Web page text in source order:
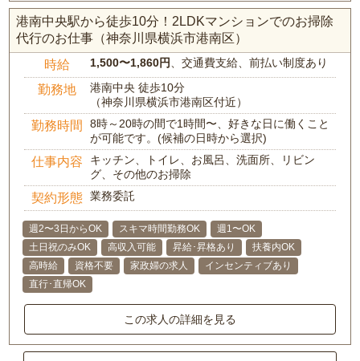
港南中央駅から徒歩10分！2LDKマンションでのお掃除
代行のお仕事（神奈川県横浜市港南区）
時給 1,500〜1,860円 、交通費支給、前払い制度あり
勤務地
港南中央 徒歩10分
（神奈川県横浜市港南区付近）
勤務時間
8時～20時の間で1時間〜、好きな日に働くこと
が可能です。(候補の日時から選択)
仕事内容
キッチン、トイレ、お風呂、洗面所、リビン
グ、その他のお掃除
契約形態 業務委託
週2〜3日からOK スキマ時間勤務OK
週1〜OK
土日祝のみOK
高収入可能 昇給･昇格あり
扶養内OK
高時給
資格不要 家政婦の求人
インセンティブあり
直行･直帰OK
この求人の詳細を見る